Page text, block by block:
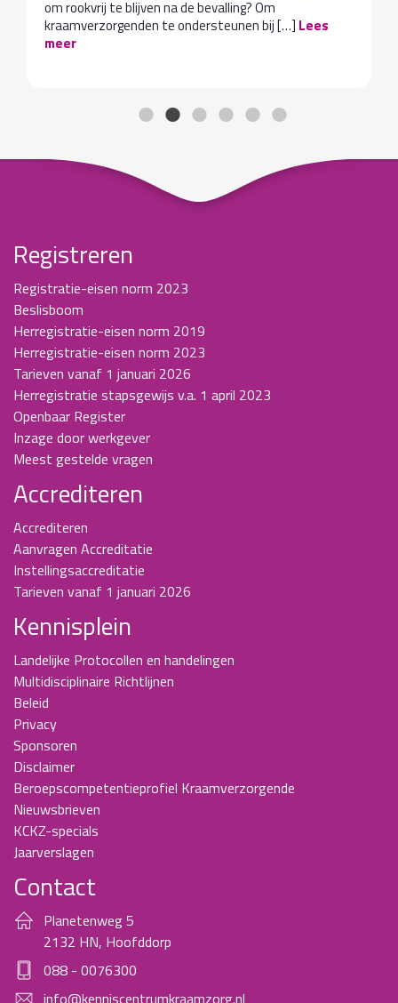
om rookvrij te blijven na de bevalling? Om
kraamverzorgenden te ondersteunen bij […] Lees
meer
Registreren
Registratie-eisen norm 2023
Beslisboom
Herregistratie-eisen norm 2019
Herregistratie-eisen norm 2023
Tarieven vanaf 1 januari 2026
Herregistratie stapsgewijs v.a. 1 april 2023
Openbaar Register
Inzage door werkgever
Meest gestelde vragen
Accrediteren
Accrediteren
Aanvragen Accreditatie
Instellingsaccreditatie
Tarieven vanaf 1 januari 2026
Kennisplein
Landelijke Protocollen en handelingen
Multidisciplinaire Richtlijnen
Beleid
Privacy
Sponsoren
Disclaimer
Beroepscompetentieprofiel Kraamverzorgende
Nieuwsbrieven
KCKZ-specials
Jaarverslagen
Contact
Planetenweg 5
2132 HN, Hoofddorp
088 - 0076300
info@kenniscentrumkraamzorg.nl